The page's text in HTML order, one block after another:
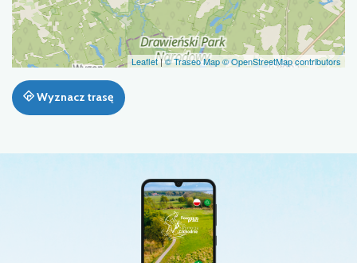
Leaflet|© Traseo Map© OpenStreetMap contributors
Wyznacz trasę